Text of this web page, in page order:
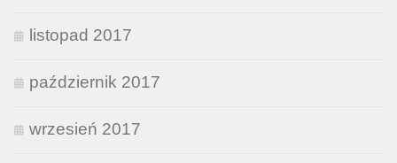
listopad 2017
październik 2017
wrzesień 2017